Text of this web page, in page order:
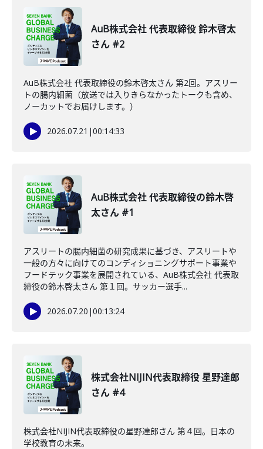
AuB株式会社 代表取締役 鈴木啓太
さん #2
AuB株式会社 代表取締役の鈴木啓太さん 第2回。アスリー
トの腸内細菌（放送では入りきらなかったトークも含め、
ノーカットでお届けします。）
2026.07.21 |00:14:33
AuB株式会社 代表取締役の鈴木啓
太さん #1
アスリートの腸内細菌の研究成果に基づき、アスリートや
一般の方々に向けてのコンディショニングサポート事業や
フードテック事業を展開されている、AuB株式会社 代表取
締役の鈴木啓太さん 第１回。サッカー選手...
2026.07.20 |00:13:24
株式会社NIJIN代表取締役 星野達郎
さん #4
株式会社NIJIN代表取締役の星野達郎さん 第４回。日本の
学校教育の未来。